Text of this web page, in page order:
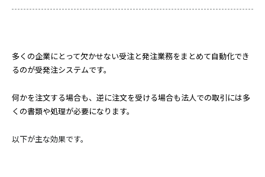
多くの企業にとって欠かせない受注と発注業務をまとめて自動化でき
るのが受発注システムです。
何かを注文する場合も、逆に注文を受ける場合も法人での取引には多
くの書類や処理が必要になります。
以下が主な効果です。